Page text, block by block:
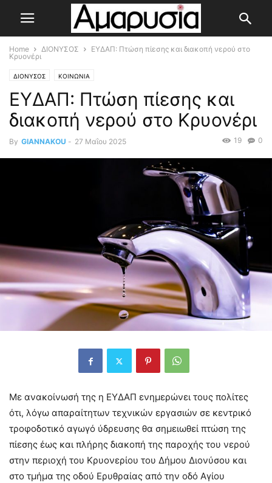
Home ΔΙΟΝΥΣΟΣ
ΕΥΔΑΠ: Πτώση πίεσης και διακοπή νερού στο
Κρυονέρι
ΔΙΟΝΥΣΟΣ ΚΟΙΝΩΝΙΑ
ΕΥΔΑΠ: Πτώση πίεσης και
διακοπή νερού στο Κρυονέρι
By GIANNAKOU - 27 Μαΐου 2025 0
19
Με ανακοίνωσή της η ΕΥΔΑΠ ενημερώνει τους πολίτες
ότι, λόγω απαραίτητων τεχνικών εργασιών σε κεντρικό
τροφοδοτικό αγωγό ύδρευσης θα σημειωθεί πτώση της
πίεσης έως και πλήρης διακοπή της παροχής του νερού
στην περιοχή του Κρυονερίου του Δήμου Διονύσου και
στο τμήμα της οδού Ερυθραίας από την οδό Αγίου